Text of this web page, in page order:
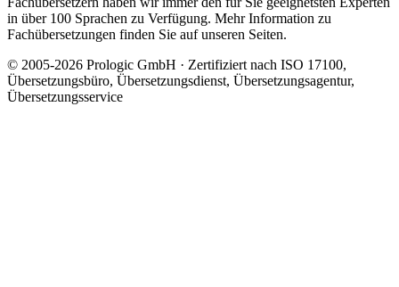
in über 100 Sprachen zu Verfügung. Mehr Information zu
Fachübersetzungen finden Sie auf unseren Seiten.
© 2005-2026 Prologic GmbH · Zertifiziert nach ISO 17100,
Übersetzungsbüro, Übersetzungsdienst, Übersetzungsagentur,
Übersetzungsservice